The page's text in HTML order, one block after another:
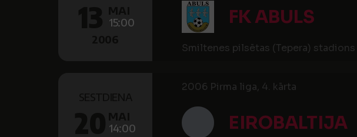
15:00
FK ABULS
Smiltenes pilsētas (Tepera) stadions
14:00
2006 Pirma liga, 4. kārta
EIROBALTIJA